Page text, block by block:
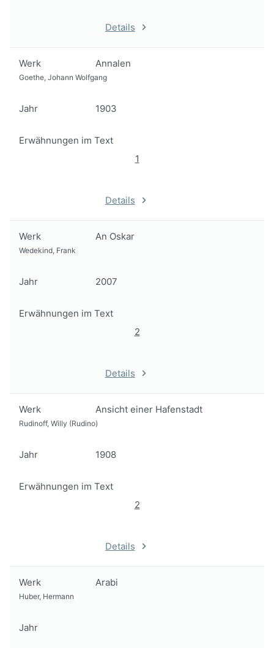
Details
Werk Annalen
Goethe, Johann Wolfgang
Jahr 1903
Erwähnungen im Text
1
Details
Werk An Oskar
Wedekind, Frank
Jahr 2007
Erwähnungen im Text
2
Details
Werk Ansicht einer Hafenstadt
Rudinoff, Willy (Rudino)
Jahr 1908
Erwähnungen im Text
2
Details
Werk Arabi
Huber, Hermann
Jahr